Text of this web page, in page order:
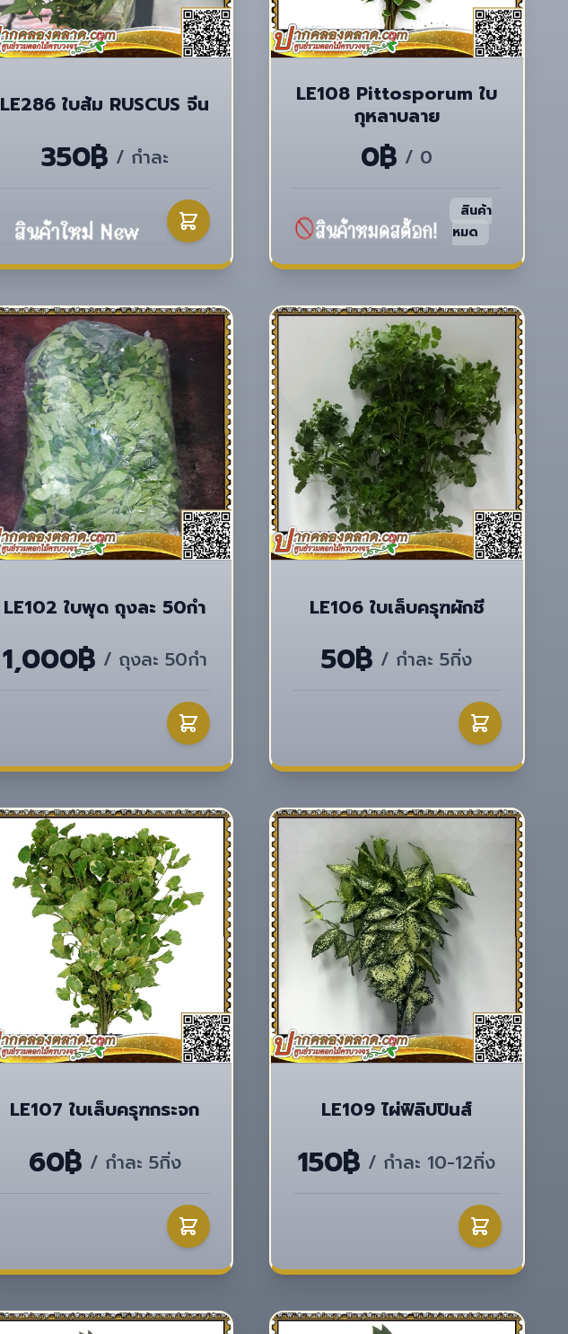
LE286 ใบส้ม RUSCUS จีน
350฿ / กำละ
LE108 Pittosporum ใบ
กุหลาบลาย
0฿ / 0
สินค้า
หมด
LE102 ใบพุด ถุงละ 50กำ
1,000฿ / ถุงละ 50กำ
LE106 ใบเล็บครุฑผักชี
50฿ / กำละ 5กิ่ง
LE107 ใบเล็บครุฑกระจก
60฿ / กำละ 5กิ่ง
LE109 ไผ่ฟิลิปปินส์
150฿ / กำละ 10-12กิ่ง